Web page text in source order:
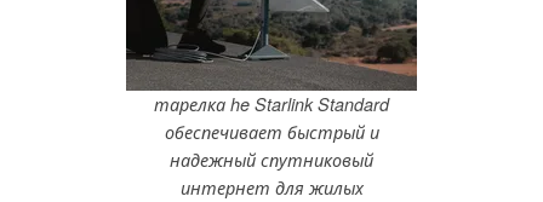
тарелка he Starlink Standard
обеспечивает быстрый и
надежный спутниковый
интернет для жилых